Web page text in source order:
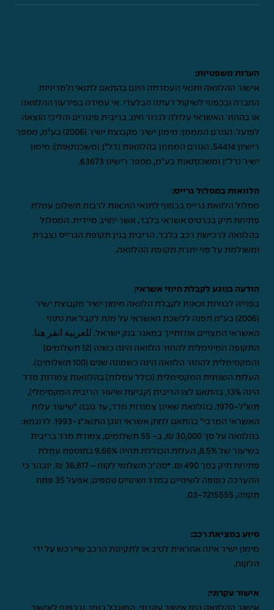
הערות משפטיות:
אישור ההלוואה ותנאי העמדתה הינם בהתאם לתנאי ולמדיניות
החברה ובכפוף לשיקול דעתה הבלעדי. אי עמידה בפירעון ההלוואה
או בהחזר האשראי עלולה לגרור חיוב בריבית פיגורים והליכי הוצאה
לפועל. הגורם המממן: מימון ישיר מקבוצת ישיר (2006) בע"מ, מספר
רישיון 54414. הגורם המממן בהלוואות נדל"ן (משכנתאות): מימון
ישיר נדל"ן ומשכנתאות בע"מ, מספר רישיון 63673.
הלוואות במסלול גרייס:
מסלול הלוואת גרייס בכפוף לתנאי הזכאות לרבות תשלום עמלת
פתיחת תיק בכרטיס אשראי בלבד, אשר יחויב מיידית. המסלול
בהלוואה לרכישת רכב בלבד. הריבית בגין תקופת הגרייס נצברת
ומשולמת על פני יתרת תקופת ההלוואה.
הודעה בנוגע לקבלת חיווי אשראי:
בפנייה לבחינת זכאות לקבלת הלוואה מימון ישיר מקבוצת ישיר
(2006) בע"מ תפנה ללשכת האשראי על מנת לקבל את נתוני
האשראי המצויים אודותייך במאגר בנק ישראל. للعربية انقر هنا.
התקופה המינימלית להחזר הלוואה הינה כשנה (12 תשלומים)
והמקסימלית להחזר הלוואה הינה כשמונה שנים (100 תשלומים).
העלות השנתית המקסימלית (כולל עמלות) בהלוואות צמודות מדד
הינה 13%, בהתאם לצו הריבית (קביעת שיעור הריבית המקסימלי),
תש"ל-1970. בהלוואת שאינן צמודות מדד, עד גובה "שיעור עלות
האשראי המרבי" בהתאם לחוק אשראי הוגן התשנ"ג-1993. לדוגמא:
בהלוואה על סך 30,000 ₪, ב- 55 תשלומים, צמודת מדד בריבית
בשיעור של 8.5%, העלות הכוללת תהיה 9.66% בתוספת עמלת
פתיחת תיק בסך 490 ₪. *סה"כ תשלומי לקוח – 36,817 ₪. יובהר כי
ההערכה כפופה לשינויים במדד ושינויים נוספים. אפעל 35 פתח
תקווה, 03-7215555
.
סיוע במציאת רכב:
מימון ישיר אינה אחראית לטיב או לתקינות הרכב שיירכש על ידי
הלקוח.
אישור עקרוני:
אישור ההלוואה הינו אישור עקרוני, המוגבל בזמן, ובכפוף לאישור